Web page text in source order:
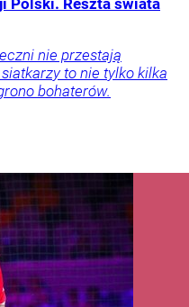
Polski. Reszta świata
nie przestają
to nie tylko kilka
bohaterów.